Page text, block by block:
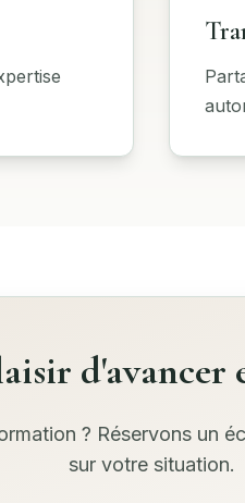
d'avancer
? Réservons un
sur votre situation.